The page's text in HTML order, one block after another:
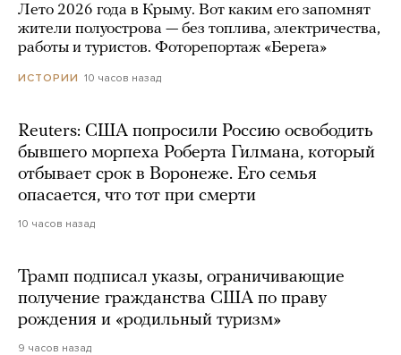
Лето 2026 года в Крыму. Вот каким его запомнят
жители полуострова — без топлива, электричества,
работы и туристов. Фоторепортаж «Берега»
ИСТОРИИ 10 часов назад
Reuters: США попросили Россию освободить
бывшего морпеха Роберта Гилмана, который
отбывает срок в Воронеже. Его семья
опасается, что тот при смерти
10 часов назад
Трамп подписал указы, ограничивающие
получение гражданства США по праву
рождения и «родильный туризм»
9 часов назад